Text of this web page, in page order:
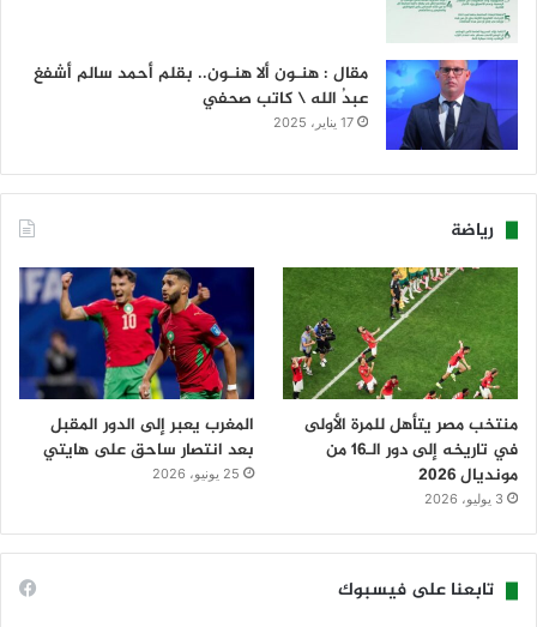
مقال : هنـون ألا هنـون.. بقلم أحمد سالم أشفغ
عبدُ الله \ كاتب صحفي
17 يناير، 2025
رياضة
منتخب مصر يتأهل للمرة الأولى
في تاريخه إلى دور الـ16 من
مونديال 2026
3 يوليو، 2026
المغرب يعبر إلى الدور المقبل
بعد انتصار ساحق على هايتي
25 يونيو، 2026
تابعنا على فيسبوك